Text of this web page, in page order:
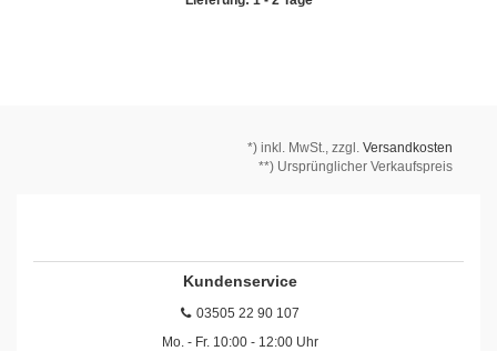
*) inkl. MwSt., zzgl. Versandkosten
**) Ursprünglicher Verkaufspreis
Kundenservice
03505 22 90 107
Mo. - Fr. 10:00 - 12:00 Uhr